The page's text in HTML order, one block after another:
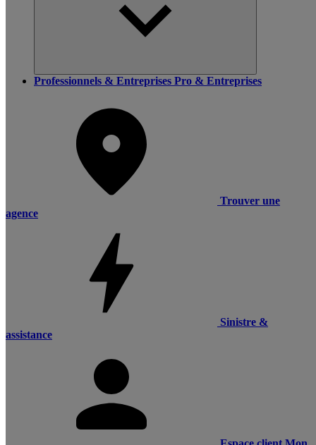
Professionnels & Entreprises Pro & Entreprises
Trouver une
agence
Sinistre &
assistance